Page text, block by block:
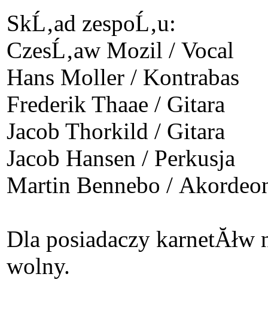
SkĹ‚ad zespoĹ‚u:
CzesĹ‚aw Mozil / Vocal
Hans Moller / Kontrabas
Frederik Thaae / Gitara
Jacob Thorkild / Gitara
Jacob Hansen / Perkusja
Martin Bennebo /
Dla posiadaczy
wolny.